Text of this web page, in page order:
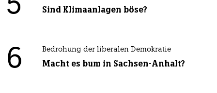
5 Sind Klimaanlagen böse?
6 Bedrohung der liberalen Demokratie
Macht es bum in Sachsen-Anhalt?